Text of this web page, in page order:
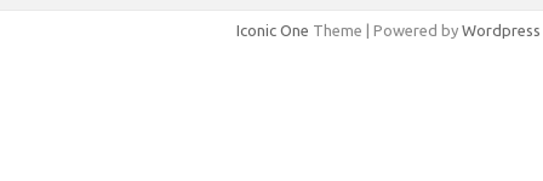
Iconic One Theme | Powered by Wordpress